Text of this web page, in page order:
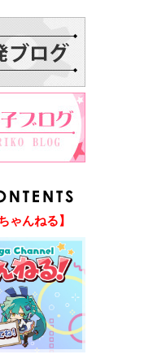
ゃんねる】